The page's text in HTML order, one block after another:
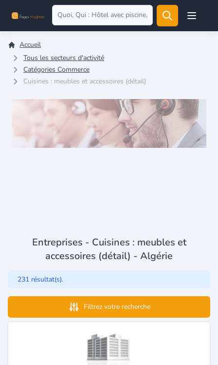
Open
Accueil
Tous les secteurs d'activité
Catégories Commerce
Cuisines : meubles et accessoires (détail)
Entreprises - Cuisines : meubles et
accessoires (détail) - Algérie
231 résultat(s).
Filtrez votre recherche